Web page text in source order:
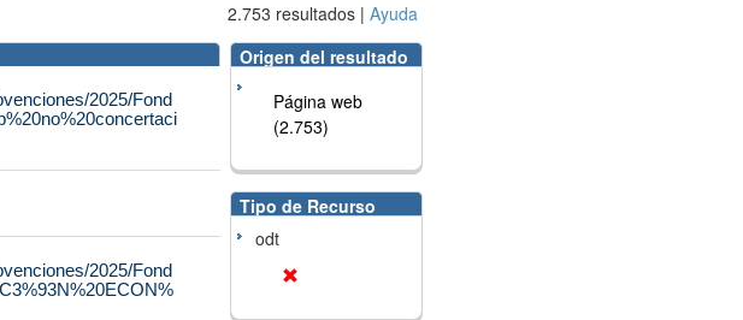
2.753 resultados | Ayuda
2025/Fond
2025/Fond
Origen del resultado
Página web
(2.753)
Tipo de Recurso
odt